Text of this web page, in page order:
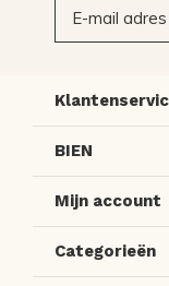
BIEN
Mijn account
Categorieën